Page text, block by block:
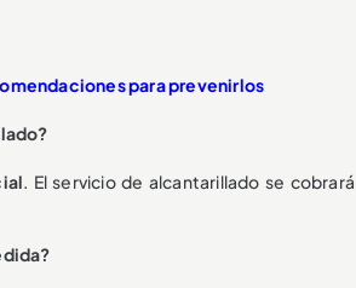
para prevenirlos
. El servicio de alcantarillado se cobrará